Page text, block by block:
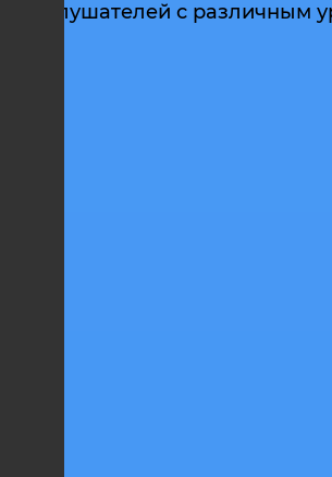
на слушателей с различным